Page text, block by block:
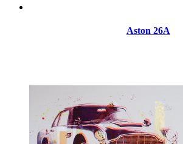
Aston 26A